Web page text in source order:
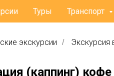
Туры Транспорт
экскурсии / Экскурсия
(каппинг)